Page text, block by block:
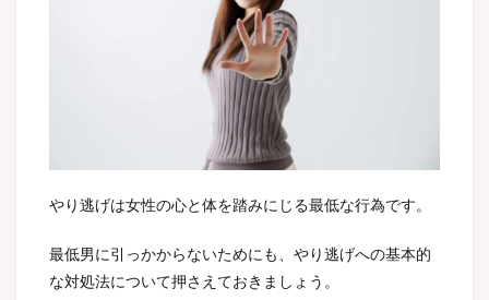
やり逃げは女性の心と体を踏みにじる最低な行為です。
最低男に引っかからないためにも、やり逃げへの基本的
な対処法について押さえておきましょう。